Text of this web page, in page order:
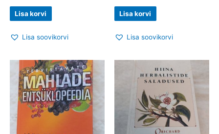
Lisa korvi
Lisa soovikorvi
Lisa korvi
Lisa soovikorvi